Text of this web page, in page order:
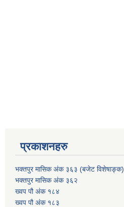
प्रकाशनहरु
भक्तपुर मासिक अंक ३६३ (बजेट विशेषाङ्क)
भक्तपुर मासिक अंक ३६२
ख्वप पौ अंक १८४
ख्वप पौ अंक १८३